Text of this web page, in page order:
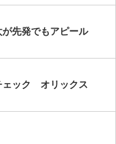
先発でもアピール
ェック オリックス